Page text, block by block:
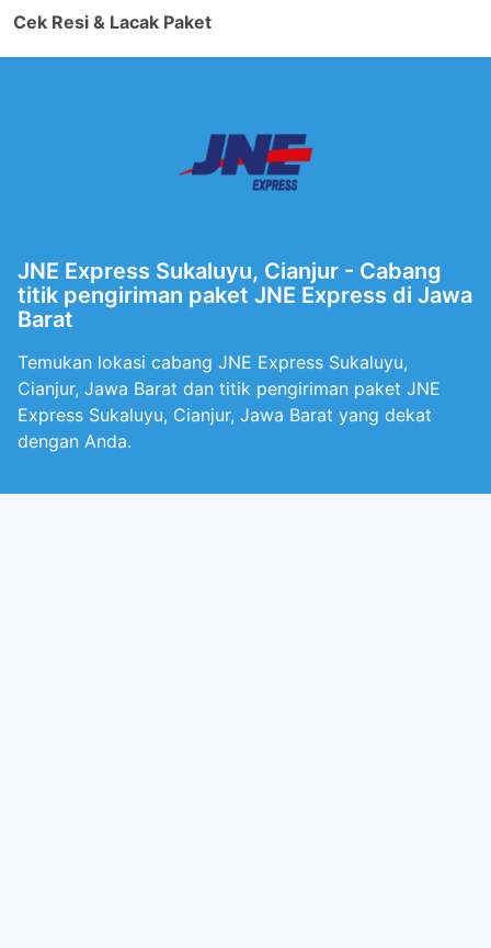
Cek Resi & Lacak Paket
JNE Express Sukaluyu, Cianjur - Cabang
titik pengiriman paket JNE Express di Jawa
Barat
Temukan lokasi cabang JNE Express Sukaluyu,
Cianjur, Jawa Barat dan titik pengiriman paket JNE
Express Sukaluyu, Cianjur, Jawa Barat yang dekat
dengan Anda.